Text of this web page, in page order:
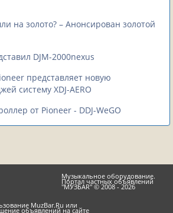
на золото? – Анонсирован золотой
DJM-2000nexus
представляет новую
систему XDJ-AERO
от Pioneer - DDJ-WeGO
Музыкальное оборудование.
Портал частных объявлений
"МУЗБАR" © 2008 - 2026
MuzBar.Ru или
объявлений на сайте